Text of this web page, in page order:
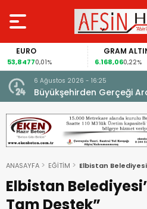
EURO
53,84770,01%
GRAM
6.168,060,22%
6 Ağustos 2026 - 16:25
Büyükşehirden Gerçeği
Kurtarma Tatbikatı.
ANASAYFA EĞİTİM Elbistan
Elbistan
Tam Destek”